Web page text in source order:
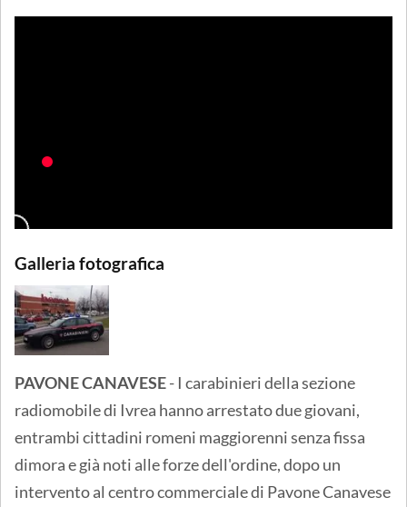
Galleria fotografica
PAVONE CANAVESE- I carabinieri della sezione
radiomobile di Ivrea hanno arrestato due giovani,
entrambi cittadini romeni maggiorenni senza fissa
dimora e già noti alle forze dell'ordine, dopo un
intervento al centro commerciale di Pavone Canavese